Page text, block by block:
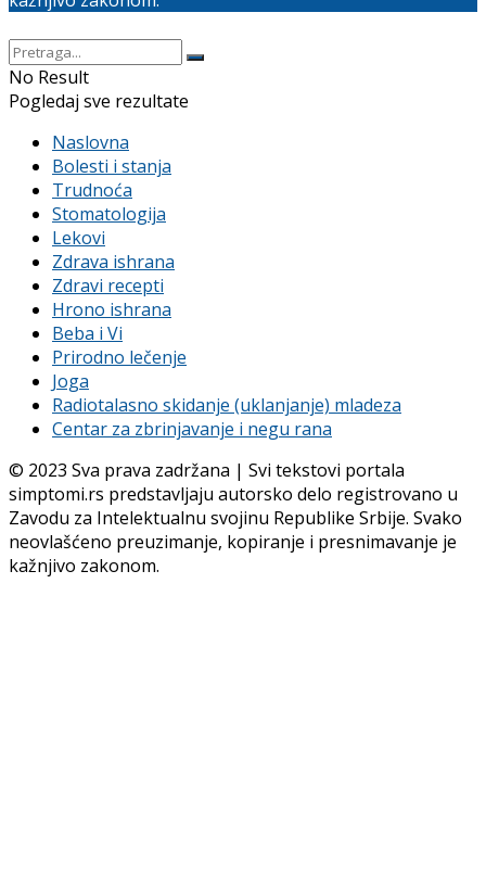
No Result
Pogledaj sve rezultate
Naslovna
Bolesti i stanja
Trudnoća
Stomatologija
Lekovi
Zdrava ishrana
Zdravi recepti
Hrono ishrana
Beba i Vi
Prirodno lečenje
Joga
Radiotalasno skidanje (uklanjanje) mladeza
Centar za zbrinjavanje i negu rana
© 2023 Sva prava zadržana | Svi tekstovi portala
simptomi.rs predstavljaju autorsko delo registrovano u
Zavodu za Intelektualnu svojinu Republike Srbije. Svako
neovlašćeno preuzimanje, kopiranje i presnimavanje je
kažnjivo zakonom.